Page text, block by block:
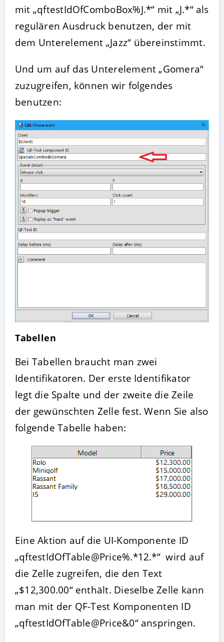
mit „qftestIdOfComboBox%J.*“ mit „J.*“ als
regulären Ausdruck benutzen, der mit
dem Unterelement „Jazz“ übereinstimmt.
Und um auf das Unterelement „Gomera“
zuzugreifen, können wir folgendes
benutzen:
Tabellen
Bei Tabellen braucht man zwei
Identifikatoren. Der erste Identifikator
legt die Spalte und der zweite die Zeile
der gewünschten Zelle fest. Wenn Sie also
folgende Tabelle haben:
Eine Aktion auf die UI-Komponente ID
„qftestIdOfTable@Price%.*12.*“ wird auf
die Zelle zugreifen, die den Text
„$12,300.00“ enthält. Dieselbe Zelle kann
man mit der QF-Test Komponenten ID
„qftestIdOfTable@Price&0“ anspringen.